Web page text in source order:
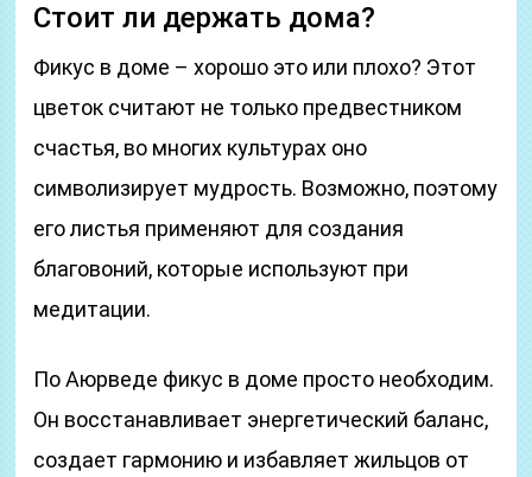
Стоит ли держать дома?
Фикус в доме – хорошо это или плохо? Этот
цветок считают не только предвестником
счастья, во многих культурах оно
символизирует мудрость. Возможно, поэтому
его листья применяют для создания
благовоний, которые используют при
медитации.
По Аюрведе фикус в доме просто необходим.
Он восстанавливает энергетический баланс,
создает гармонию и избавляет жильцов от